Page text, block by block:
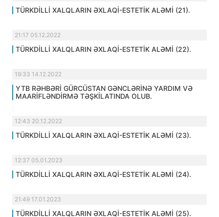
TÜRKDİLLİ XALQLARIN ƏXLAQİ-ESTETİK ALƏMİ (21).
21:17 05.12.2022
TÜRKDİLLİ XALQLARIN ƏXLAQİ-ESTETİK ALƏMİ (22).
19:33 14.12.2022
YTB RƏHBƏRİ GÜRCÜSTAN GƏNCLƏRİNƏ YARDIM VƏ
MAARİFLƏNDİRMƏ TƏŞKİLATINDA OLUB.
12:43 20.12.2022
TÜRKDİLLİ XALQLARIN ƏXLAQİ-ESTETİK ALƏMİ (23).
12:37 05.01.2023
TÜRKDİLLİ XALQLARIN ƏXLAQİ-ESTETİK ALƏMİ (24).
21:49 17.01.2023
TÜRKDİLLİ XALQLARIN ƏXLAQİ-ESTETİK ALƏMİ (25).